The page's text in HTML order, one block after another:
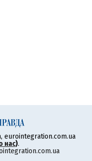
eurointegration.com.ua
нас).